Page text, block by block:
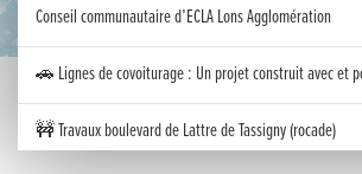
Conseil communautaire d’ECLA Lons Agglomération
🚗 Lignes de covoiturage : Un projet construit avec et
🚧 Travaux boulevard de Lattre de Tassigny (rocade)